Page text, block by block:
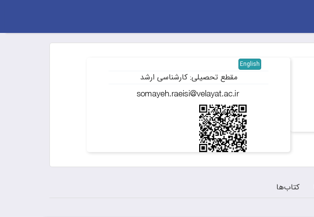
English
مقطع تحصیلی: کارشناسی ارشد
کتاب‌ها